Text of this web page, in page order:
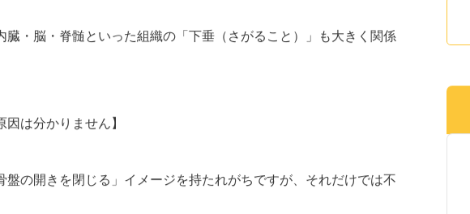
臓・脳・脊髄といった組織の「下垂（さがること）」も大きく関係
因は分かりません】
盤の開きを閉じる」イメージを持たれがちですが、それだけでは不